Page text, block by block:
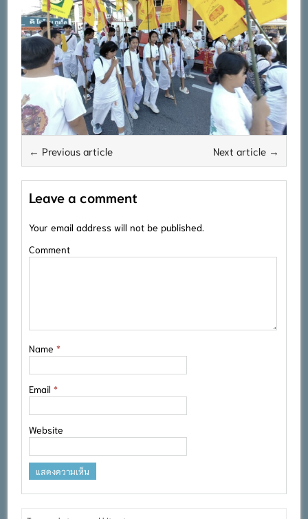
← Previous article Next article →
Leave a comment
Your email address will not be published.
Comment
Name*
Email*
Website